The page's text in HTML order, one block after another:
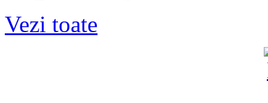
Vezi toate